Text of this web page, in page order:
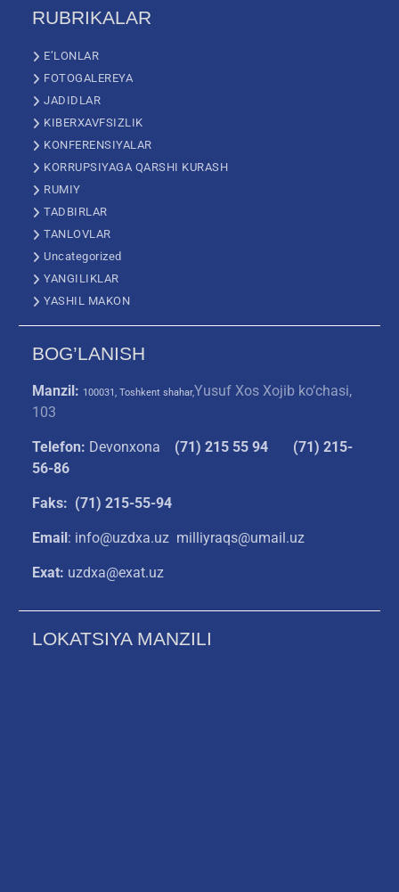
RUBRIKALAR
E’LONLAR
FOTOGALEREYA
JADIDLAR
KIBERXAVFSIZLIK
KONFERENSIYALAR
KORRUPSIYAGA QARSHI KURASH
RUMIY
TADBIRLAR
TANLOVLAR
Uncategorized
YANGILIKLAR
YASHIL MAKON
BOG’LANISH
Manzil: 100031, Toshkent shahar,Yusuf Xos Xojib ko‘chasi,
103
Telefon: Devonxona (71) 215 55 94
(71) 215-
56-86
Faks: (71) 215-55-94
Email: info@uzdxa.uz milliyraqs@umail.uz
Exat: uzdxa@exat.uz
LOKATSIYA MANZILI